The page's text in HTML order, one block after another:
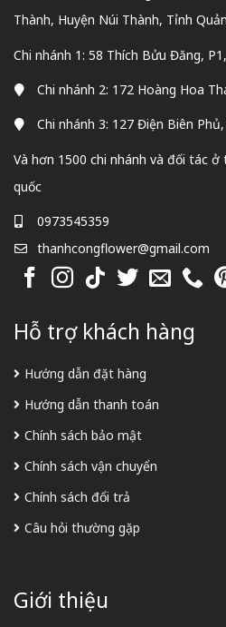
Thành, Huyện Núi Thành, Tỉnh
Chi nhánh 1: 58 Thích Bửu Đăng,
Chi nhánh 2: 172 Hoàng Hoa
Chi nhánh 3: 127 Điện Biên
Và hơn 1500 chi nhánh và đối tác
quốc
0973545359
thanhcongflower@gmail.com
Hỗ trợ khách hàng
Hướng dẫn đặt hàng
Hướng dẫn thanh toán
Chính sách bảo mật
Chính sách vận chuyển
Chính sách đổi trả
Câu hỏi thường gặp
Giới thiệu